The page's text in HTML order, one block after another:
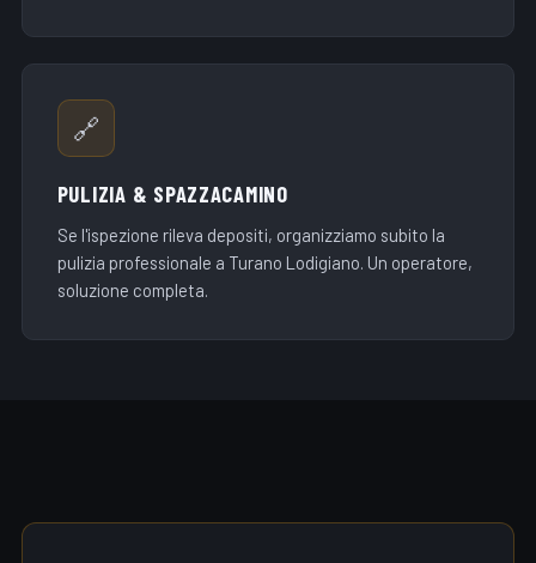
🔗
PULIZIA & SPAZZACAMINO
Se l'ispezione rileva depositi, organizziamo subito la
pulizia professionale a Turano Lodigiano. Un operatore,
soluzione completa.